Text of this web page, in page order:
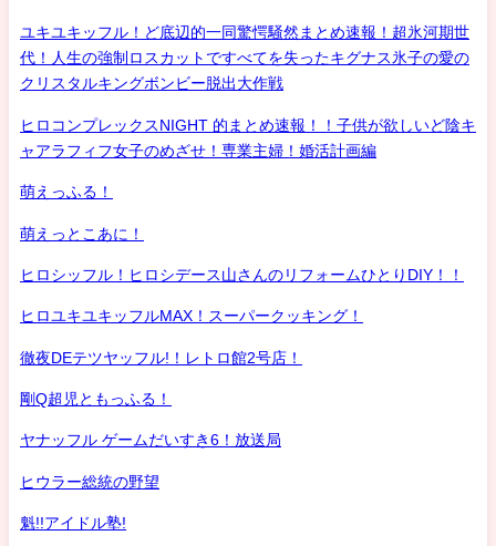
ユキユキッフル！ど底辺的一同驚愕騒然まとめ速報！超氷河期世
代！人生の強制ロスカットですべてを失ったキグナス氷子の愛の
クリスタルキングボンビー脱出大作戦
ヒロコンプレックスNIGHT 的まとめ速報！！子供が欲しいど陰キ
ャアラフィフ女子のめざせ！専業主婦！婚活計画編
萌えっふる！
萌えっとこあに！
ヒロシッフル！ヒロシデース山さんのリフォームひとりDIY！！
ヒロユキユキッフルMAX！スーパークッキング！
徹夜DEテツヤッフル!！レトロ館2号店！
剛Q超児ともっふる！
ヤナッフル ゲームだいすき6！放送局
ヒウラー総統の野望
魁!!アイドル塾!